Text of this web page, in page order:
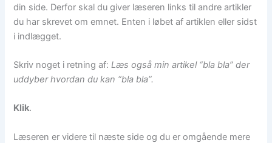
din side. Derfor skal du giver læseren links til andre artikler
du har skrevet om emnet. Enten i løbet af artiklen eller sidst
i indlægget.
Skriv noget i retning af:Læs også min artikel “bla bla” der
uddyber hvordan du kan “bla bla”.
Klik.
Læseren er videre til næste side og du er omgående mere